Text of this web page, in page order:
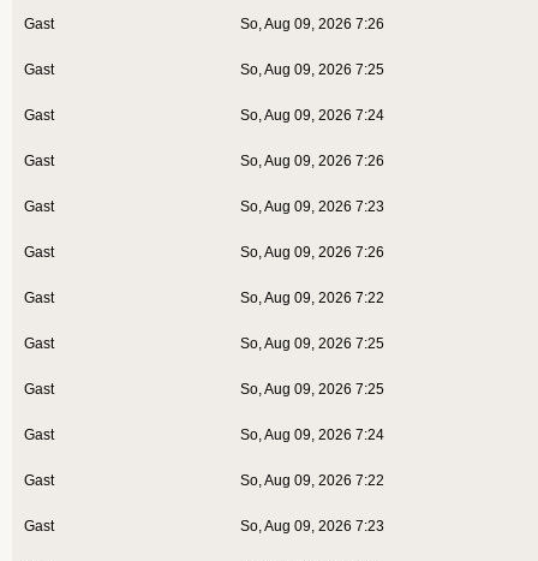
Gast So, Aug 09, 2026 7:26
Gast So, Aug 09, 2026 7:25
Gast So, Aug 09, 2026 7:24
Gast So, Aug 09, 2026 7:26
Gast So, Aug 09, 2026 7:23
Gast So, Aug 09, 2026 7:26
Gast So, Aug 09, 2026 7:22
Gast So, Aug 09, 2026 7:25
Gast So, Aug 09, 2026 7:25
Gast So, Aug 09, 2026 7:24
Gast So, Aug 09, 2026 7:22
Gast So, Aug 09, 2026 7:23